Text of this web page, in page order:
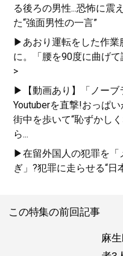
る後ろの男性...恐怖に震
た“強面男性の一言”
▶あおり運転をした作業
に。「腰を90度に曲げ
>
▶【動画あり】「ノーブ
Youtuberを直撃!おっぱ
街中を歩いて“恥ずかし
ら...
▶在留外国人の犯罪を「
ぎ」?犯罪に走らせる“日
この特集の前回記事
麻